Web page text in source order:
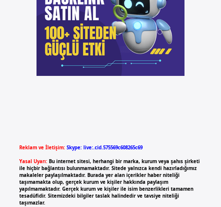
Reklam ve İletişim: Skype: live:.cid.575569c608265c69
Yasal Uyarı: Bu internet sitesi, herhangi bir marka, kurum veya şahıs şirketi
ile hiçbir bağlantısı bulunmamaktadır. Sitede yalnızca kendi hazırladığımız
makaleler paylaşılmaktadır. Burada yer alan içerikler haber niteliği
taşımamakta olup, gerçek kurum ve kişiler hakkında paylaşım
yapılmamaktadır. Gerçek kurum ve kişiler ile isim benzerlikleri tamamen
tesadüfidir. Sitemizdeki bilgiler taslak halindedir ve tavsiye niteliği
taşımazlar.